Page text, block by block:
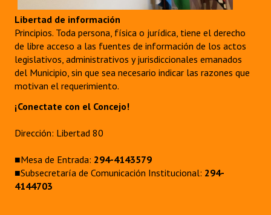
Libertad de información
Principios. Toda persona, física o jurídica, tiene el derecho
de libre acceso a las fuentes de información de los actos
legislativos, administrativos y jurisdiccionales emanados
del Municipio, sin que sea necesario indicar las razones que
motivan el requerimiento.
¡Conectate con el Concejo!
Dirección: Libertad 80
■Mesa de Entrada: 294-4143579
■Subsecretaría de Comunicación Institucional: 294-
4144703